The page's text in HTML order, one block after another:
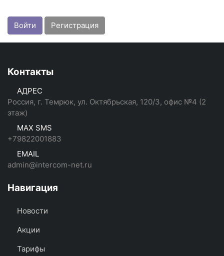
Войти Регистрация
Контакты
АДРЕС
Россия, г. Темрюк, ул. Октябрьская, 120/3, офис №4 (2
этаж)
MAX SMS
+79822001883
EMAIL
admin@intercom-net.ru
Навигация
Новости
Акции
Тарифы